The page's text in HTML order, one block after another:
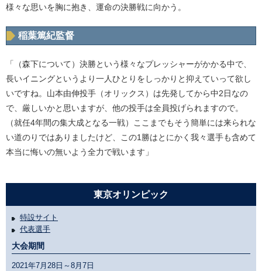
様々な思いを胸に抱き、運命の決勝戦に向かう。
稲葉篤紀監督
「（森下について）決勝という様々なプレッシャーがかかる中で、
長いイニングというより一人ひとりをしっかりと抑えていって欲し
いですね。山本由伸投手（オリックス）は先発してから中2日なの
で、厳しいかと思いますが、他の投手は全員投げられますので。
（就任4年間の集大成となる一戦）ここまでもそう簡単には来られな
い道のりではありましたけど、この1勝はとにかく我々選手も含めて
本当に悔いの無いよう全力で戦います」
東京オリンピック
特設サイト
代表選手
大会期間
2021年7月28日～8月7日